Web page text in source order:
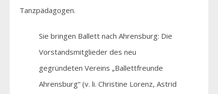
Tanzpädagogen.
Sie bringen Ballett nach Ahrensburg: Die
Vorstandsmitglieder des neu
gegründeten Vereins „Ballettfreunde
Ahrensburg“ (v. li. Christine Lorenz, Astrid